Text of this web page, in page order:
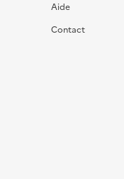
Aide
Contact